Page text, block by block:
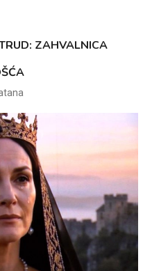
ZAHVALNICA